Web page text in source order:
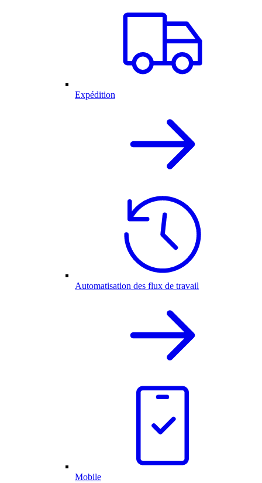
Expédition
Automatisation des flux de travail
Mobile